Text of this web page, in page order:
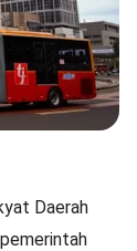
Daerah